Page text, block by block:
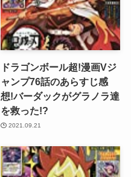
ドラゴンボール超!漫画Vジ
ャンプ76話のあらすじ感
想!バーダックがグラノラ達
を救った!?
2021.09.21